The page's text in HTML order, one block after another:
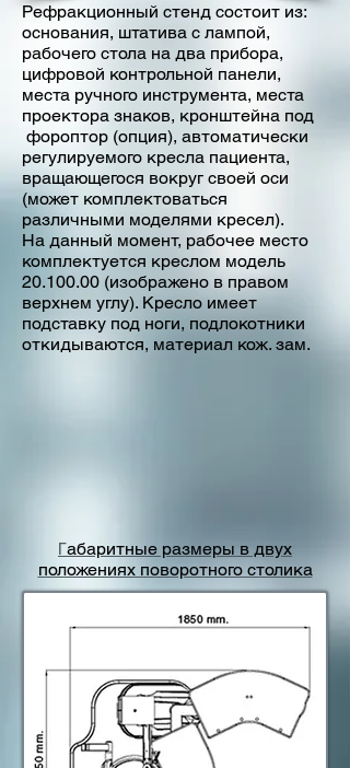
Рефракционный стенд состоит из:
основания, штатива с лампой,
рабочего стола на два прибора,
цифровой контрольной панели,
места ручного инструмента, места
проектора знаков, кронштейна под
фороптор (опция), автоматически
регулируемого кресла пациента,
вращающегося вокруг своей оси
(может комплектоваться
различными моделями кресел).
На данный момент, рабочее место
комплектуется креслом модель
20.100.00 (изображено в правом
верхнем углу). Кресло имеет
подставку под ноги, подлокотники
откидываются, материал кож. зам.
Габаритные размеры в двух
положениях поворотного столика